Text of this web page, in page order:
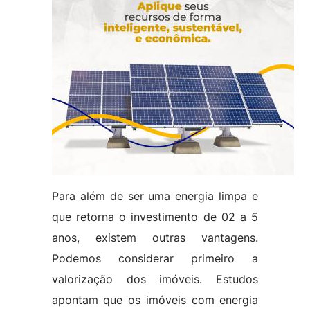
Para além de ser uma energia limpa e
que retorna o investimento de 02 a 5
anos, existem outras vantagens.
Podemos considerar primeiro a
valorização dos imóveis. Estudos
apontam que os imóveis com energia